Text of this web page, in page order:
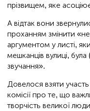
прізвищем, яке
А відтак вони
проханням змінити
аргументом у листі,
мешканців вулиці,
звучання».
Довелося взяти участь
комісії про те, що
творчість великої